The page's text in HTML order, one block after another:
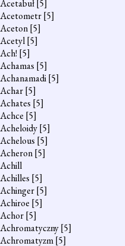
Acetabuł[5]
Acetometr[5]
Aceton[5]
Acetyl[5]
Ach! [5]
Achamas [5]
Achanamadi[5]
Achar[5]
Achates [5]
Achce [5]
Acheloidy[5]
Achelous [5]
Acheron[5]
Achill
Achilles [5]
Achinger[5]
Achiroe [5]
Achor[5]
Achromatyczny[5]
Achromatyzm[5]